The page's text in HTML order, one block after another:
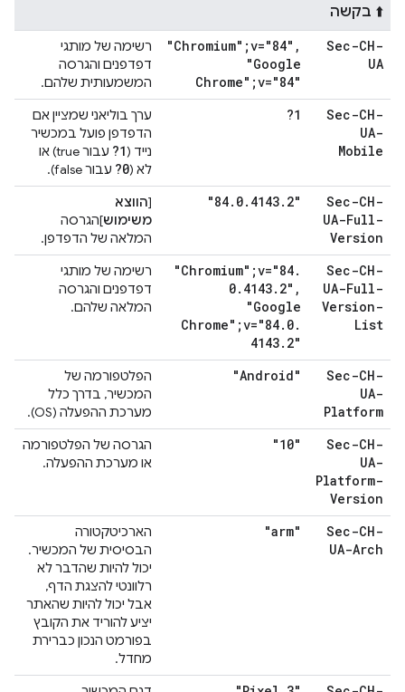
⬆️ בקשה
Sec-CH-
UA
"Chromium";v="84" ,
"Google
Chrome";v="84"
רשימה של מותגי
דפדפנים והגרסה
המשמעותית שלהם.
Sec-CH-
UA-
Mobile
?1
ערך בוליאני שמציין אם
הדפדפן פועל במכשיר
נייד (?1
עבור true) או
לא (?0 עבור false).
Sec-CH-
UA-Full-
Version
"84. 0. 4143. 2"
[הווצא
משימוש]הגרסה
המלאה של הדפדפן.
Sec-CH-
UA-Full-
Version-
List
"Chromium";v="84.
0. 4143. 2" ,
"Google
Chrome";v="84. 0.
4143. 2"
רשימה של מותגי
דפדפנים והגרסה
המלאה שלהם.
Sec-CH-
UA-
Platform
"Android"
הפלטפורמה של
המכשיר, בדרך כלל
מערכת ההפעלה (OS).
Sec-CH-
UA-
Platform-
Version
"10"
הגרסה של הפלטפורמה
או מערכת ההפעלה.
Sec-CH-
UA-Arch
"arm"
הארכיטקטורה
הבסיסית של המכשיר.
יכול להיות שהדבר לא
רלוונטי להצגת הדף,
אבל יכול להיות שהאתר
יציע להוריד את הקובץ
בפורמט הנכון כברירת
מחדל.